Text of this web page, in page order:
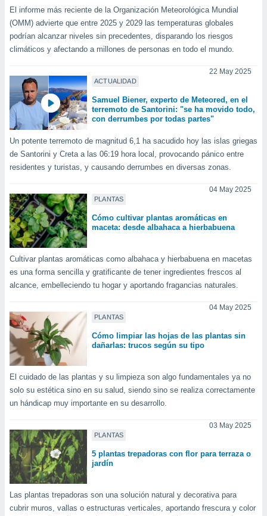
utilizar
uso de
la
contenido
medir el
de la
el
del
de
de
de
uso de
con el
mediante
publicidad
publicidad
de
1199
El informe más reciente de la Organización Meteorológica Mundial
(OMM) advierte que entre 2025 y 2029 las temperaturas globales
podrían alcanzar niveles sin precedentes, disparando los riesgos
climáticos y afectando a millones de personas en todo el mundo.
ACTUALIDAD
22 May 2025
Samuel Biener, experto de Meteored, en el
terremoto de Santorini: "se ha movido todo,
con derrumbes por todas partes"
Un potente terremoto de magnitud 6,1 ha sacudido hoy las islas griegas
de Santorini y Creta a las 06:19 hora local, provocando pánico entre
residentes y turistas, y causando derrumbes en diversas zonas.
PLANTAS
04 May 2025
Cómo cultivar plantas aromáticas en
maceta: desde albahaca a hierbabuena
Cultivar plantas aromáticas como albahaca y hierbabuena en macetas
es una forma sencilla y gratificante de tener ingredientes frescos al
alcance, embelleciendo tu hogar y aportando fragancias naturales.
PLANTAS
04 May 2025
Cómo limpiar las hojas de las plantas sin
dañarlas: trucos según su tipo
El cuidado de las plantas y su limpieza son algo fundamentales ya no
solo su estética sino en su salud, siendo sino se realiza correctamente
un hándicap muy importante en su desarrollo.
PLANTAS
03 May 2025
5 plantas trepadoras con flor para terraza o
jardín
Las plantas trepadoras son una solución natural y decorativa para
cubrir muros, vallas o estructuras verticales, aportando frescura y color